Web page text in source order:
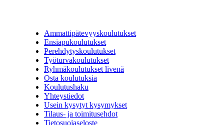
Ammattipätevyyskoulutukset
Ensiapukoulutukset
Perehdytyskoulutukset
Työturvakoulutukset
Ryhmäkoulutukset livenä
Osta koulutuksia
Koulutushaku
Yhteystiedot
Usein kysytyt kysymykset
Tilaus- ja toimitusehdot
Tietosuojaseloste